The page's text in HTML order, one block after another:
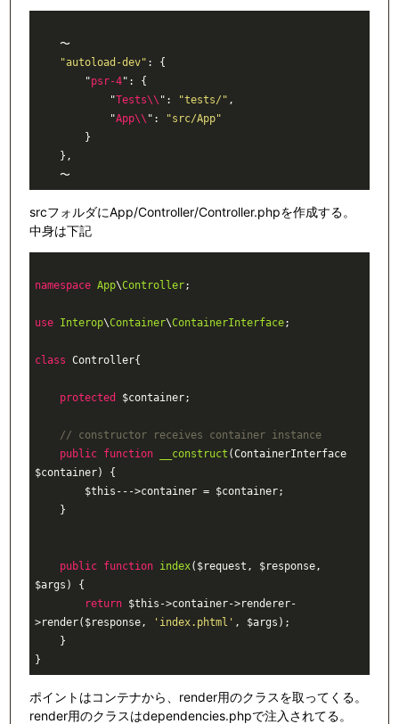
"autoload-dev" : {
        "
psr-4": {
            "
Tests\\ ": "tests/" ,
            "
App\\ ":
"src/App"
    〜
srcフォルダにApp/Controller/Controller.phpを作成する。
中身は下記
namespace App\Controller;
use Interop\Container\ContainerInterface;
class Controller{
protected $container;
// constructor receives container instance
public function __construct (ContainerInterface
$container)
{
public function index($request, $response,
$args)
{
return $this->container->renderer-
>render($response,
'index.phtml' , $args);
ポイントはコンテナから、render用のクラスを取ってくる。
render用のクラスはdependencies.phpで注入されてる。